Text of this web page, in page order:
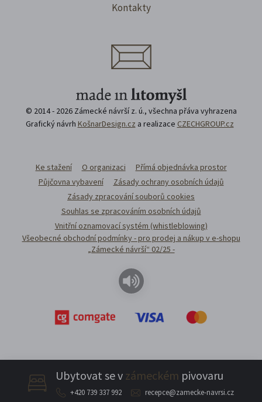
Ubytovat se v zámeckém pivovaru
+420 739 337 992 recepce@zamecke-navrsi.cz
Kontakty
© 2014 - 2026 Zámecké návrší z. ú., všechna přáva vyhrazena
Grafický návrh KošnarDesign.cz a realizace CZECHGROUP.cz
Ke stažení O organizaci
Přímá objednávka prostor
Půjčovna vybavení
Zásady ochrany osobních údajů
Zásady zpracování souborů cookies
Souhlas se zpracováním osobních údajů
Vnitřní oznamovací systém (whistleblowing)
Všeobecné obchodní podmínky - pro prodej a nákup v e-shopu
„Zámecké návrší“ 02/25 -